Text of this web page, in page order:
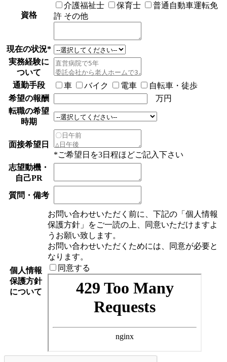
資格
介護福祉士
保育士
普通自動車運転免
許 その他
現在の状況*
実務経験に
ついて
通勤手段
車 バイク 電車
自転車・徒歩
希望の報酬
万円
転職の希望
時期
面接希望日
*ご希望日を3日程ほどご記入下さい
志望動機・
自己PR
質問・備考
個人情報
保護方針
について
お問い合わせいただく前に、下記の「個人情報
保護方針」をご一読の上、同意いただけますよ
うお願い致します。
お問い合わせいただくためには、同意が必要と
なります。
同意する